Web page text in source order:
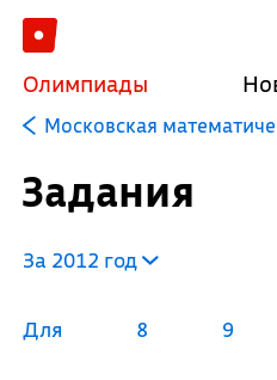
Олимпиады
Московская
Задания
За 2012 год
Для 8 9